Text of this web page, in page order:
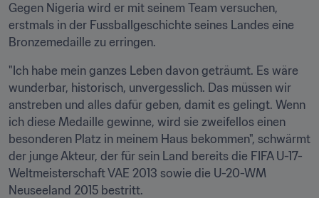
Gegen Nigeria wird er mit seinem Team versuchen,
erstmals in der Fussballgeschichte seines Landes eine
Bronzemedaille zu erringen.
"Ich habe mein ganzes Leben davon geträumt. Es wäre
wunderbar, historisch, unvergesslich. Das müssen wir
anstreben und alles dafür geben, damit es gelingt. Wenn
ich diese Medaille gewinne, wird sie zweifellos einen
besonderen Platz in meinem Haus bekommen", schwärmt
der junge Akteur, der für sein Land bereits die FIFA U-17-
Weltmeisterschaft VAE 2013 sowie die U-20-WM
Neuseeland 2015 bestritt.